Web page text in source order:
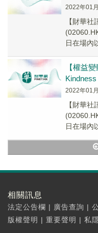
2022年01
【財華
日在場內
【權益
2022年01
【財華
日在場內
相關訊息
法定公告欄 | 廣告查詢 |
版權聲明 | 重要聲明 | 私